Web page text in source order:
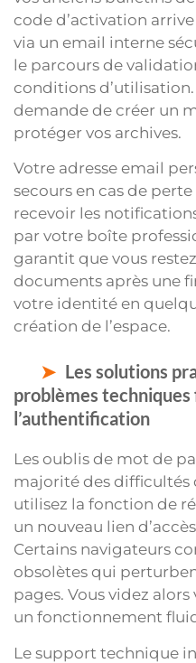
code d’activation
via un email interne
le parcours de
conditions d’utilisation.
demande de créer un
protéger vos archives.
Votre adresse email
secours en cas de
recevoir les
par votre boîte
garantit que vous
documents après une
votre identité en
création de l’espace.
Les solutions
problèmes
l’authentification
Les oublis de mot de
majorité des difficultés
utilisez la fonction de
un nouveau lien
Certains navigateurs
obsolètes qui
pages. Vous videz
un fonctionnement
Le support technique